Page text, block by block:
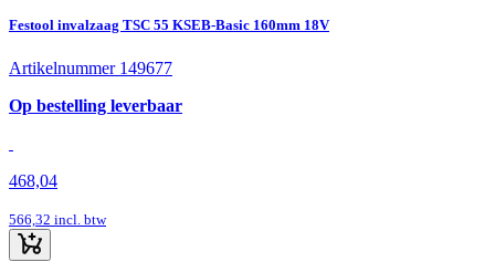
Festool invalzaag TSC 55 KSEB-Basic 160mm 18V
Artikelnummer 149677
Op bestelling leverbaar
468,04
566,32 incl. btw